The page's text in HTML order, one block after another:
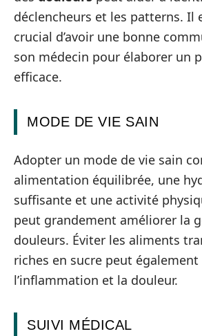
déclencheurs et les patterns. Il
crucial d’avoir une bonne
son médecin pour élaborer un
efficace.
MODE DE VIE SAIN
Adopter un mode de vie sain
alimentation équilibrée, une
suffisante et une activité
peut grandement améliorer la
douleurs. Éviter les aliments
riches en sucre peut
l’inflammation et la douleur.
SUIVI MÉDICAL